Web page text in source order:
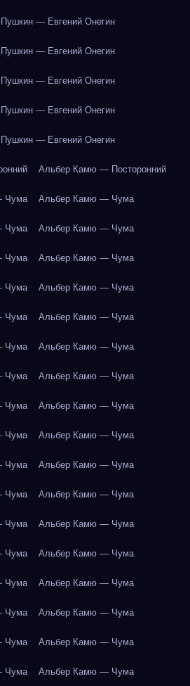
— Евгений Онегин
— Евгений Онегин
— Евгений Онегин
— Евгений Онегин
— Евгений Онегин
Альбер Камю — Посторонний
Чума Альбер Камю — Чума
Чума Альбер Камю — Чума
Чума Альбер Камю — Чума
Чума Альбер Камю — Чума
Чума Альбер Камю — Чума
Чума Альбер Камю — Чума
Чума Альбер Камю — Чума
Чума Альбер Камю — Чума
Чума Альбер Камю — Чума
Чума Альбер Камю — Чума
Чума Альбер Камю — Чума
Чума Альбер Камю — Чума
Чума Альбер Камю — Чума
Чума Альбер Камю — Чума
Чума Альбер Камю — Чума
Чума Альбер Камю — Чума
Чума Альбер Камю — Чума